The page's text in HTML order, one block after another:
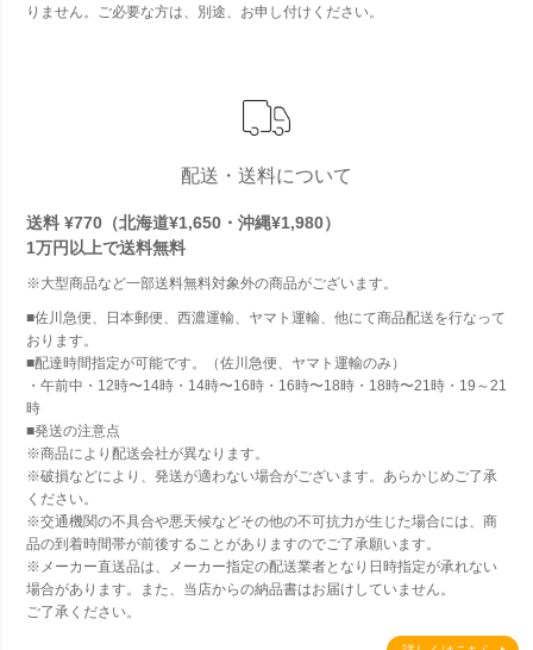
りません。ご必要な方は、別途、お申し付けください。
配送・送料について
送料 ¥770（北海道¥1,650・沖縄¥1,980）
1万円以上で送料無料
※大型商品など一部送料無料対象外の商品がございます。
■佐川急便、日本郵便、西濃運輸、ヤマト運輸、他にて商品配送を行なって
おります。
■配達時間指定が可能です。（佐川急便、ヤマト運輸のみ）
・午前中・12時〜14時・14時〜16時・16時〜18時・18時〜21時・19～21
時
■発送の注意点
※商品により配送会社が異なります。
※破損などにより、発送が適わない場合がございます。あらかじめご了承
ください。
※交通機関の不具合や悪天候などその他の不可抗力が生じた場合には、商
品の到着時間帯が前後することがありますのでご了承願います。
※メーカー直送品は、メーカー指定の配送業者となり日時指定が承れない
場合があります。また、当店からの納品書はお届けしていません。
ご了承ください。